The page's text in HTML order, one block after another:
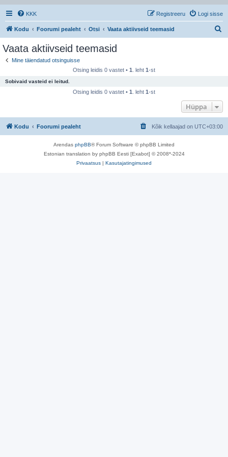
KKK Logi sisse
Registreeru
Kodu Foorumi pealeht Otsi Vaata aktiivseid teemasid
Vaata aktiivseid teemasid
Mine täiendatud otsinguisse
Otsing leidis 0 vastet • 1 . leht 1-st
Sobivaid vasteid ei leitud.
Otsing leidis 0 vastet • 1 . leht 1-st
Hüppa
Kodu Foorumi pealeht Kõik kellaajad on UTC+03:00
Arendas phpBB® Forum Software © phpBB Limited
Estonian translation by phpBB Eesti [Exabot] © 2008*-2024
Privaatsus | Kasutajatingimused